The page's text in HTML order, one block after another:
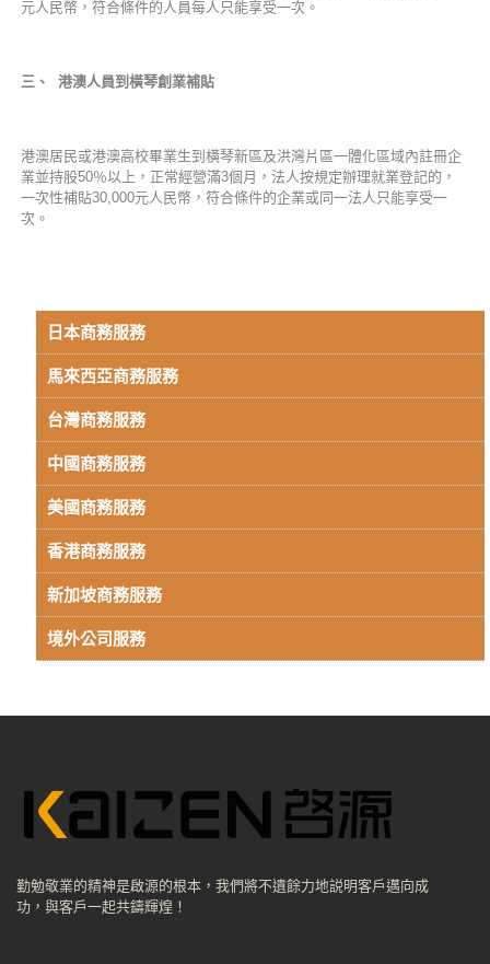
元人民幣，符合條件的人員每人只能享受一次。
三、 港澳人員到橫琴創業補貼
港澳居民或港澳高校畢業生到橫琴新區及洪灣片區一體化區域內註冊企
業並持股50％以上，正常經營滿3個月，法人按規定辦理就業登記的，
一次性補貼30,000元人民幣，符合條件的企業或同一法人只能享受一
次。
日本商務服務
馬來西亞商務服務
台灣商務服務
中國商務服務
美國商務服務
香港商務服務
新加坡商務服務
境外公司服務
勤勉敬業的精神是啟源的根本，我們將不遺餘力地説明客戶邁向成
功，與客戶一起共鑄輝煌！